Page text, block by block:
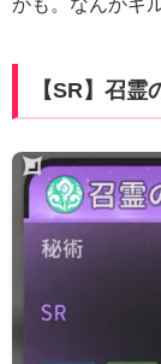
かも。なんかギ
【SR】召霊